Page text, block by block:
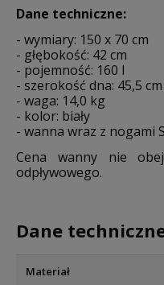
Dane techniczne:
- wymiary: 150 x 70 cm
- głębokość: 42 cm
- pojemność: 160 l
- szerokość dna: 45,5 cm
- waga: 14,0 kg
- kolor: biały
- wanna wraz z nogami
Cena wanny nie
odpływowego.
Dane
Materiał